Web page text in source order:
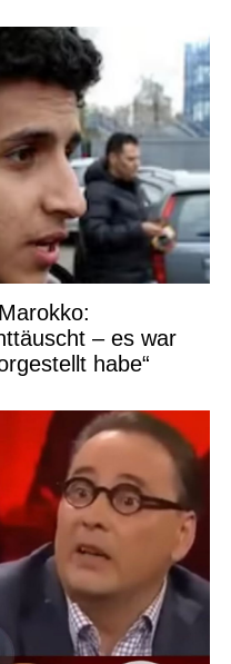
– es war
habe“